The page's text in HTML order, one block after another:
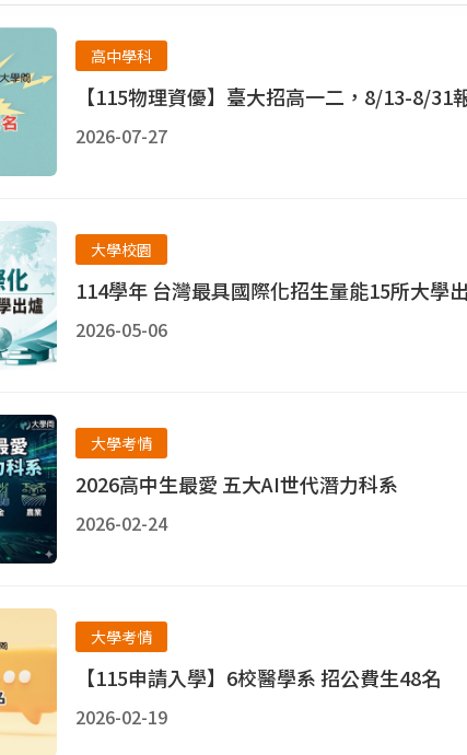
高中學科
【115物理資優】臺大招高一二，8/13-8/31
2026-07-27
大學校園
114學年 台灣最具國際化招生量能15所大學
2026-05-06
大學考情
2026高中生最愛 五大AI世代潛力科系
2026-02-24
大學考情
【115申請入學】6校醫學系 招公費生48名
2026-02-19